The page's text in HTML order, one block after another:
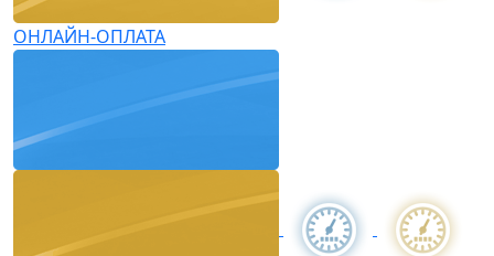
ОНЛАЙН-ОПЛАТА